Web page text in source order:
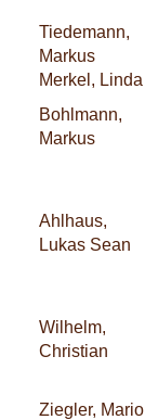
Tiedemann,
Markus
Merkel, Linda
Bohlmann,
Markus
Ahlhaus,
Lukas Sean
Wilhelm,
Christian
Ziegler, Mario